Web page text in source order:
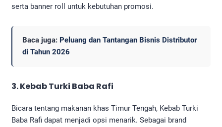
serta banner roll untuk kebutuhan promosi.
Baca juga: Peluang dan Tantangan Bisnis Distributor
di Tahun 2026
3. Kebab Turki Baba Rafi
Bicara tentang makanan khas Timur Tengah, Kebab Turki
Baba Rafi dapat menjadi opsi menarik. Sebagai brand